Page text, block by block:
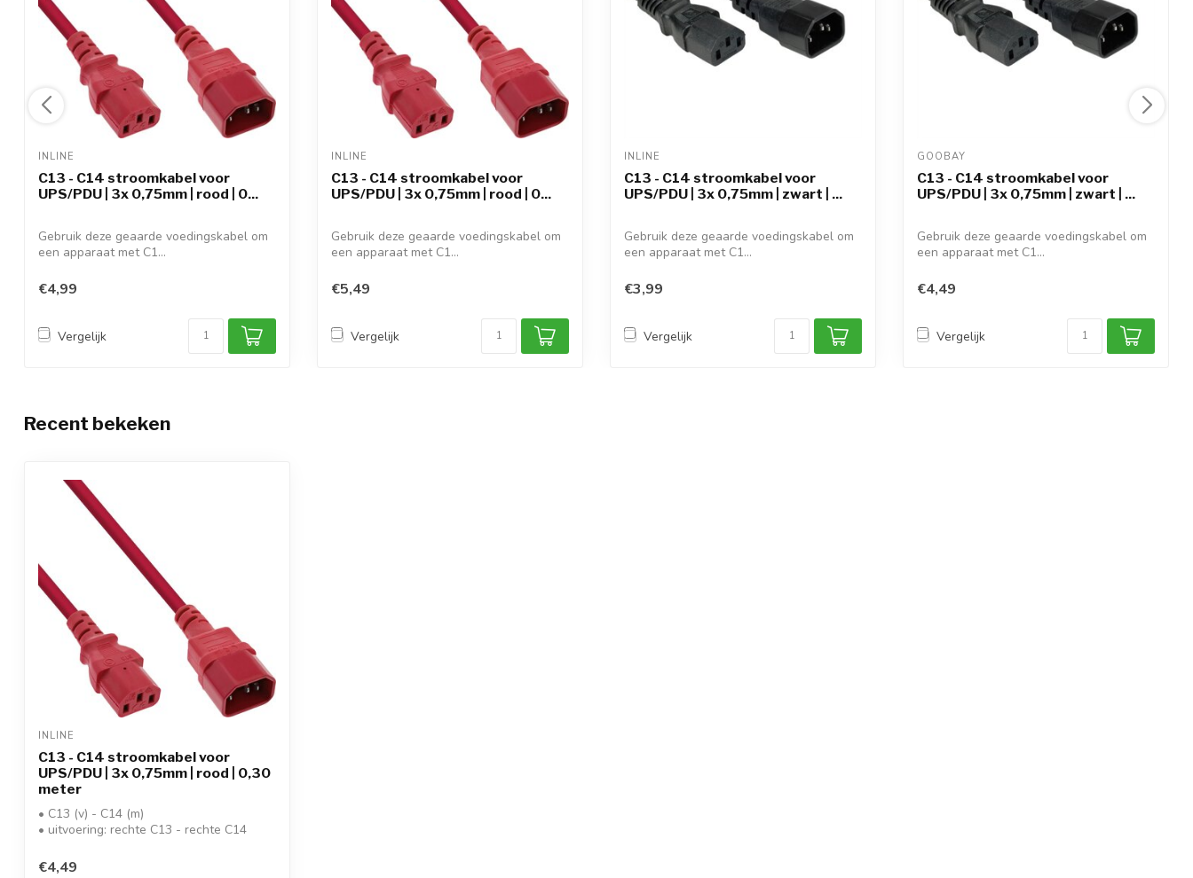
INLINE
C13 - C14 stroomkabel voor
UPS/PDU | 3x 0,75mm | rood | 0...
Gebruik deze geaarde voedingskabel om
een apparaat met C1...
€4,99
Vergelijk
INLINE
C13 - C14 stroomkabel voor
UPS/PDU | 3x 0,75mm | rood | 0...
Gebruik deze geaarde voedingskabel om
een apparaat met C1...
€5,49
Vergelijk
INLINE
C13 - C14 stroomkabel voor
UPS/PDU | 3x 0,75mm | zwart | ...
Gebruik deze geaarde voedingskabel om
een apparaat met C1...
€3,99
Vergelijk
GOOBAY
C13 - C14 stroomkabel voor
UPS/PDU | 3x 0,75mm | zwart | ...
Gebruik deze geaarde voedingskabel om
een apparaat met C1...
€4,49
Vergelijk
Recent bekeken
INLINE
C13 - C14 stroomkabel voor
UPS/PDU | 3x 0,75mm | rood | 0,30
meter
• C13 (v) - C14 (m)
• uitvoering: rechte C13 - rechte C14
€4,49